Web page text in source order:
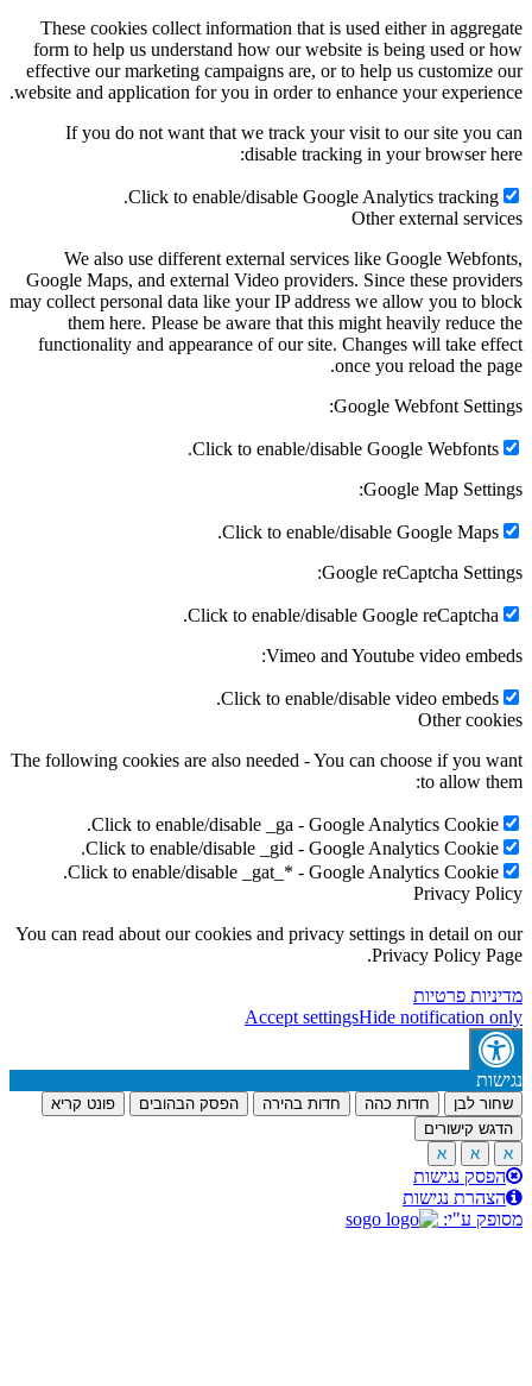
These cookies collect information that is used either in
form to help us understand how our website is being used or
effective our marketing campaigns are, or to help us
website and application for you in order to enhance your
If you do not want that we track your visit to our site you
disable tracking in your browser
Click to enable/disable Google Analytics
Other external
We also use different external services like Google
Google Maps, and external Video providers. Since these
may collect personal data like your IP address we allow you to
them here. Please be aware that this might heavily
functionality and appearance of our site. Changes will take
once you reload the
Google Webfont
Click to enable/disable Google
Google Map
Click to enable/disable Google
Google reCaptcha
Click to enable/disable Google
Vimeo and Youtube video
Click to enable/disable video
Other
The following cookies are also needed - You can choose if you
to allow
Click to enable/disable _ga - Google Analytics
Click to enable/disable _gid - Google Analytics
Click to enable/disable _gat_* - Google Analytics
Privacy
You can read about our cookies and privacy settings in detail
Privacy Policy
פרטיות
Accept settings Hide notification
לבן חדות כהה חדות בהירה הפסק הבהובים
פונט קריא
קישורים
א
א
נגישות
נגישות
ע"י: